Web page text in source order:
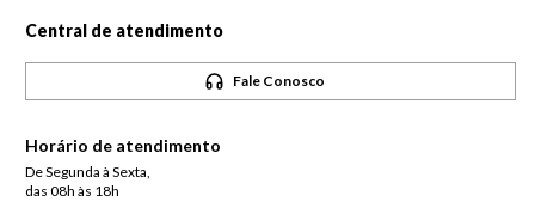
Central de atendimento
Fale Conosco
Horário de atendimento
De Segunda à Sexta,
das 08h às 18h